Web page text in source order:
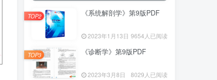
《系统解剖学》第9版PDF
2023年1月13日 9654人已阅读
TOP2
《诊断学》第9版PDF
2023年3月8日 8029人已阅读
TOP3